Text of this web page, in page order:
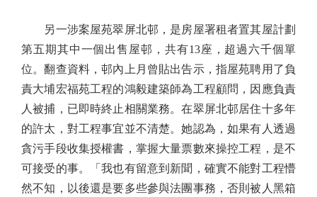
另一涉案屋苑翠屏北邨，是房屋署租者置其屋計劃
第五期其中一個出售屋邨，共有13座，超過六千個單
位。翻查資料，邨內上月曾貼出告示，指屋苑聘用了負
責大埔宏福苑工程的鴻毅建築師為工程顧問，因應負責
人被捕，已即時終止相關業務。在翠屏北邨居住十多年
的許太，對工程事宜並不清楚。她認為，如果有人透過
貪污手段收集授權書，掌握大量票數來操控工程，是不
可接受的事。「我也有留意到新聞，確實不能對工程懵
然不知，以後還是要多些參與法團事務，否則被人黑箱